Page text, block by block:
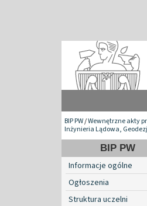
BIP PW/Wewnętrzne akty
Inżynieria Lądowa,
BIP PW
Informacje ogólne
Ogłoszenia
Struktura uczelni